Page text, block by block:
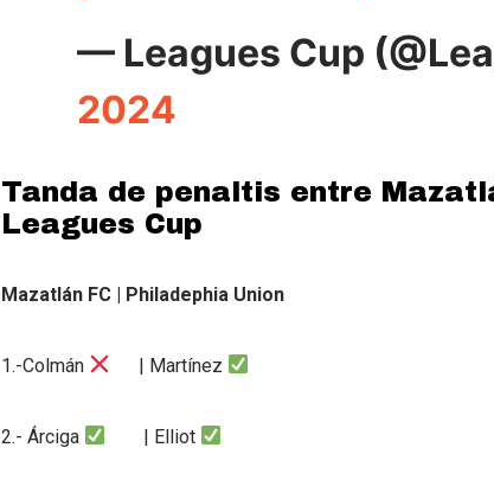
— Leagues Cup
2024
Tanda de penaltis entre
Leagues Cup
Mazatlán FC | Philadephia Union
1.-Colmán | Martínez
2.- Árciga | Elliot